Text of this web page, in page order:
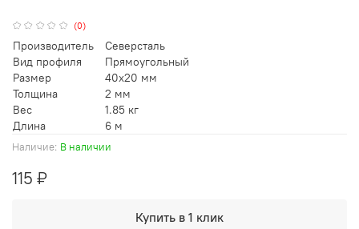
(0)
Наличие: В наличии
115 ₽
Купить в 1 клик
Производитель
Северсталь
Вид профиля
Прямоугольный
Размер
40x20 мм
Толщина
2 мм
Вес
1.85 кг
Длина
6 м